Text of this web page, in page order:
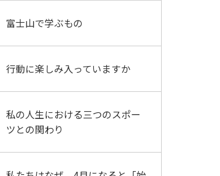
富士山で学ぶもの
行動に楽しみ入っていますか
私の人生における三つのスポー
ツとの関わり